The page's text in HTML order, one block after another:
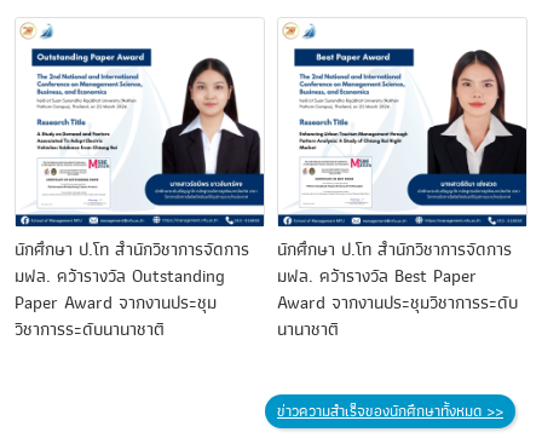
นักศึกษา ป.โท สำนักวิชาการจัดการ
มฟล. คว้ารางวัล Outstanding
Paper Award จากงานประชุม
วิชาการระดับนานาชาติ
นักศึกษา ป.โท สำนักวิชาการจัดการ
มฟล. คว้ารางวัล Best Paper
Award จากงานประชุมวิชาการระดับ
นานาชาติ
ข่าวความสำเร็จของนักศึกษาทั้งหมด >>